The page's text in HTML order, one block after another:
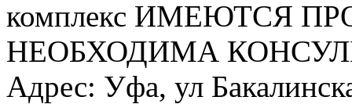
комплекс ИМЕЮТСЯ
НЕОБХОДИМА
Адрес: Уфа, ул